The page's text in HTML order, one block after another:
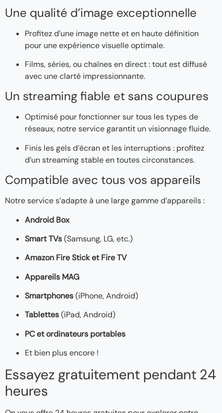
Une qualité d’image exceptionnelle
Profitez d’une image nette et en haute définition
pour une expérience visuelle optimale.
Films, séries, ou chaînes en direct : tout est diffusé
avec une clarté impressionnante.
Un streaming fiable et sans coupures
Optimisé pour fonctionner sur tous les types de
réseaux, notre service garantit un visionnage fluide.
Finis les gels d’écran et les interruptions : profitez
d’un streaming stable en toutes circonstances.
Compatible avec tous vos appareils
Notre service s’adapte à une large gamme d’appareils :
Android Box
Smart TVs(Samsung, LG, etc.)
Amazon Fire Stick et Fire TV
Appareils MAG
Smartphones(iPhone, Android)
Tablettes(iPad, Android)
PC et ordinateurs portables
Et bien plus encore !
Essayez gratuitement pendant 24
heures